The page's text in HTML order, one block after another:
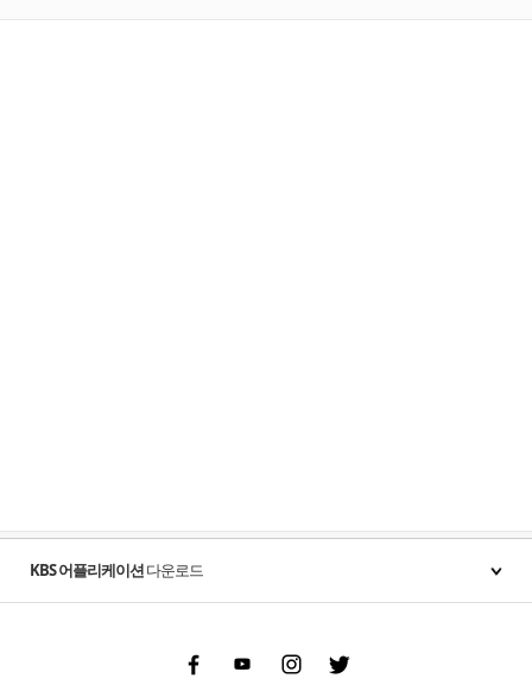
KBS 어플리케이션다운로드
FacebookYoutubeInstgram Twitter